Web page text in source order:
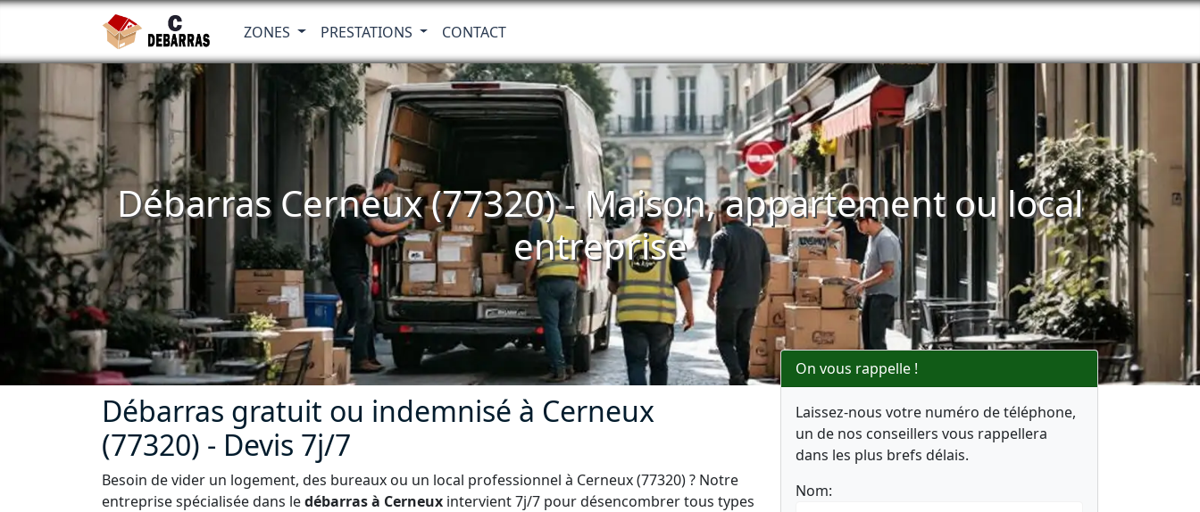
ZONES PRESTATIONS CONTACT
Débarras Cerneux (77320) - Maison, appartement ou local
entreprise
Débarras gratuit ou indemnisé à Cerneux
(77320) - Devis 7j/7
Besoin de vider un logement, des bureaux ou un local professionnel à Cerneux (77320) ? Notre
entreprise spécialisée dans ledébarras à Cerneux intervient 7j/7 pour désencombrer tous types
On vous rappelle !
Laissez-nous votre numéro de téléphone,
un de nos conseillers vous rappellera
dans les plus brefs délais.
Nom: